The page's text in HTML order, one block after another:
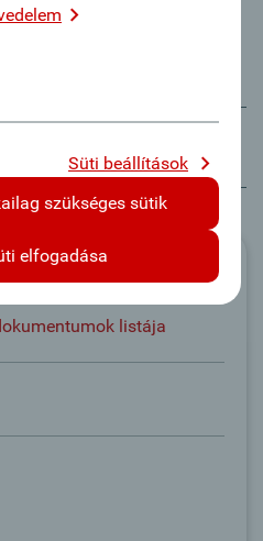
üzenetekről szóló
listája
Süti beállítások
szükséges sütik
elfogadása